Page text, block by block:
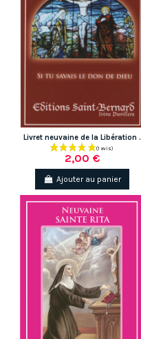
Livret neuvaine de la Libération .
2,00 €
Ajouter au panier